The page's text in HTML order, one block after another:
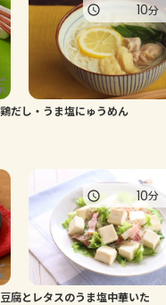
鶏だし・うま塩にゅうめん
10分
豆腐とレタスのうま塩中華いた
10分